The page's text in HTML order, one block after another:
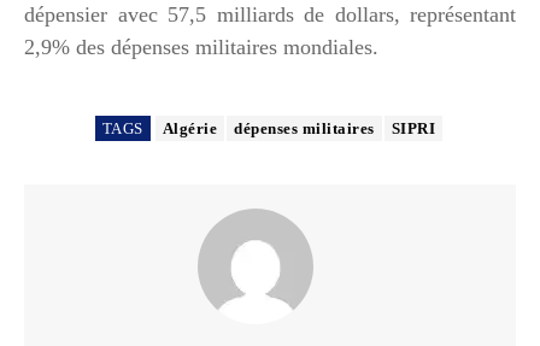
dépensier avec 57,5 milliards de dollars, représentant
2,9% des dépenses militaires mondiales.
TAGS Algérie dépenses militaires SIPRI